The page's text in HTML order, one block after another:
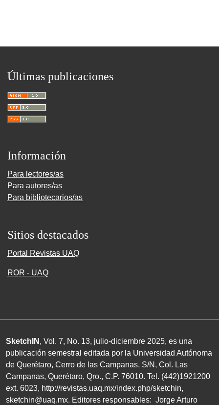
Últimas publicaciones
Información
Para lectores/as
Para autores/as
Para bibliotecarios/as
Sitios destacados
Portal Revistas UAQ
ROR - UAQ
SketchIN , Vol. 7, No. 13, julio-diciembre 2025, es una
publicación semestral editada por la Universidad Autónoma
de Querétaro, Cerro de las Campanas, S/N , Col. Las
Campanas, Querétaro, Qro., C.P. 76010. Tel. (442)1921200
ext. 6023, http://revistas.uaq.mx/index.php/sketchin,
sketchin@uaq.mx. Editores responsables: Jorge Arturo